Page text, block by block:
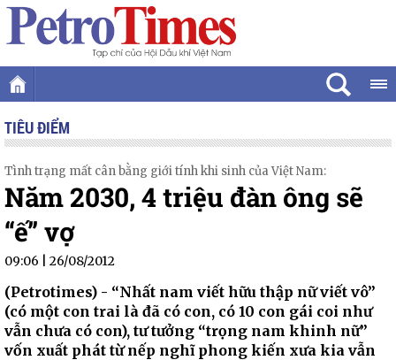
TIÊU ĐIỂM
Tình trạng mất cân bằng giới tính khi sinh của Việt Nam:
Năm 2030, 4 triệu đàn ông sẽ
“ế” vợ
09:06 | 26/08/2012
(Petrotimes) - “Nhất nam viết hữu thập nữ viết vô”
(có một con trai là đã có con, có 10 con gái coi như
vẫn chưa có con), tư tưởng “trọng nam khinh nữ”
vốn xuất phát từ nếp nghĩ phong kiến xưa kia vẫn